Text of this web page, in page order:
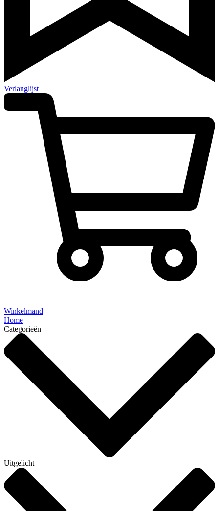
Verlanglijst
Winkelmand
Home
Categorieën
Uitgelicht